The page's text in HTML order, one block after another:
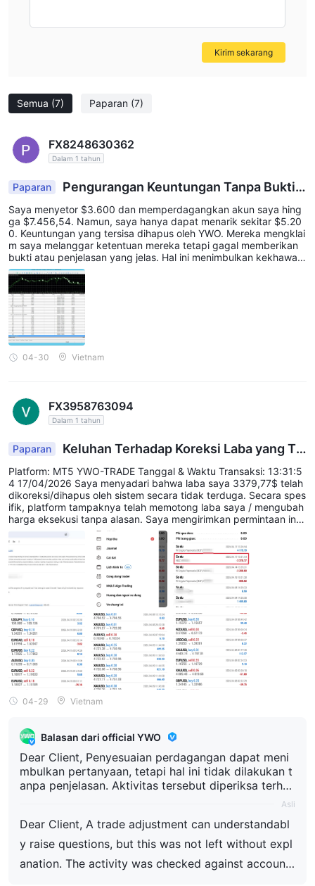
Semua (7) Paparan (7)
FX8248630362
Dalam 1 tahun
Paparan
Pengurangan Keuntungan Tanpa Bukti –
Keluhan Serius
Saya menyetor $3.600 dan memperdagangkan akun saya hing
ga $7.456,54. Namun, saya hanya dapat menarik sekitar $5.20
0. Keuntungan yang tersisa dihapus oleh YWO. Mereka mengklai
m saya melanggar ketentuan mereka tetapi gagal memberikan
bukti atau penjelasan yang jelas. Hal ini menimbulkan kekhawatir
an serius tentang transparansi dan keadilan. Para trader harus b
erhati-hati.
04-30 Vietnam
FX3958763094
Dalam 1 tahun
Paparan
Keluhan Terhadap Koreksi Laba yang Ti
dak Benar
Platform: MT5 YWO-TRADE Tanggal & Waktu Transaksi: 13:31:5
4 17/04/2026 Saya menyadari bahwa laba saya 3379,77$ telah
dikoreksi/dihapus oleh sistem secara tidak terduga. Secara spes
ifik, platform tampaknya telah memotong laba saya / mengubah
harga eksekusi tanpa alasan. Saya mengirimkan permintaan inv
estigasi kepada tim dukungan, tetapi mereka tidak menanggapi
dan mengabaikan permintaan saya.
04-29 Vietnam
Balasan dari official YWO
Dear Client, Penyesuaian perdagangan dapat meni
mbulkan pertanyaan, tetapi hal ini tidak dilakukan t
anpa penjelasan. Aktivitas tersebut diperiksa terha
dap catatan akun dan ketentuan yang berlaku, dan
ngsung melalui kasus dukungan yang ada. Perminta
an investigasi juga ditangani di sana. YWO menerap
kan keputusan akun hanya ketika ada temuan yang
terdokumentasi dari tinjauan akun, bukan sebagai p
Asli
Dear Client, A trade adjustment can understandabl
y raise questions, but this was not left without expl
anation. The activity was checked against account
Kirim sekarang